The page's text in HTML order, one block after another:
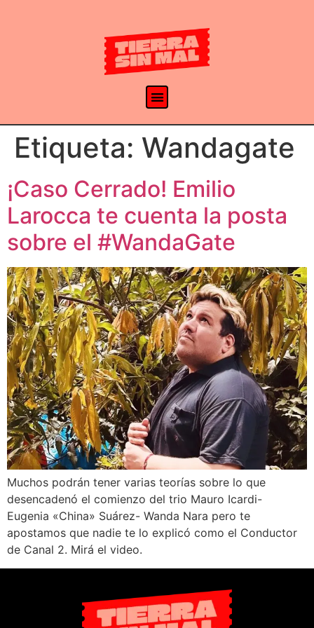
Etiqueta: Wandagate
¡Caso Cerrado! Emilio
Larocca te cuenta la posta
sobre el #WandaGate
Muchos podrán tener varias teorías sobre lo que
desencadenó el comienzo del trio Mauro Icardi-
Eugenia «China» Suárez- Wanda Nara pero te
apostamos que nadie te lo explicó como el Conductor
de Canal 2. Mirá el video.